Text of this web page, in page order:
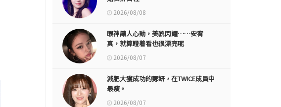
2026/08/08
眼神讓人心動，美貌閃耀……安宥
真，就算瞪着看也很漂亮呢
2026/08/07
減肥大獲成功的鄭妍，在TWICE成員中
最瘦。
2026/08/07